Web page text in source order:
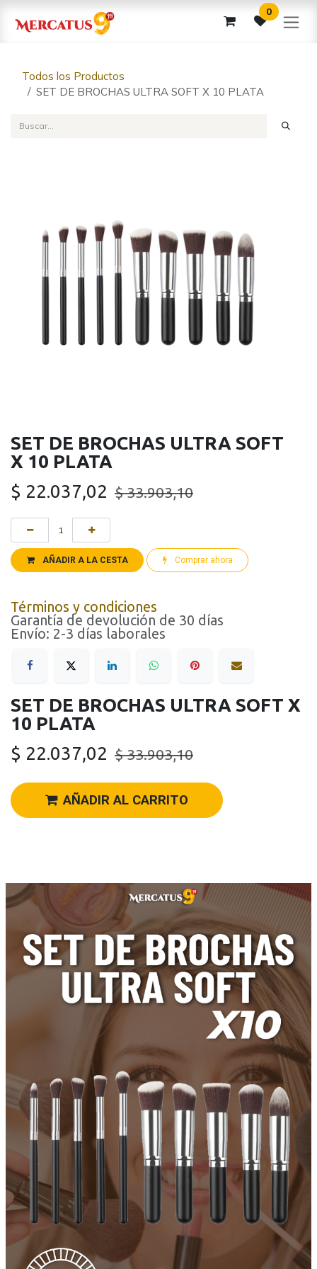
0
Todos los Productos
SET DE BROCHAS ULTRA SOFT X 10 PLATA
SET DE BROCHAS ULTRA SOFT
X 10 PLATA
$ 22.037,02 $33.903,10
AÑADIR A LA CESTA Comprar ahora
Términos y condiciones
Garantía de devolución de 30 días
Envío: 2-3 días laborales
SET DE BROCHAS ULTRA SOFT X
10 PLATA
$ 22.037,02 $33.903,10
AÑADIR AL CARRITO